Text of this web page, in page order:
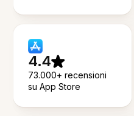
4.4
73.000+ recensioni
su App Store